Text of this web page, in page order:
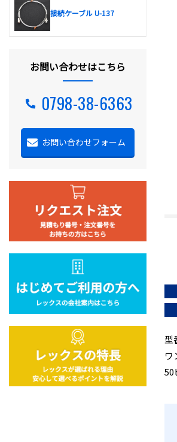
型
ワ
50
接続ケーブル U-137
お問い合わせはこちら
0798-38-6363
お問い合わせフォーム